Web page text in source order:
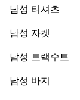
남성 티셔츠
남성 자켓
남성 트랙수트
남성 바지